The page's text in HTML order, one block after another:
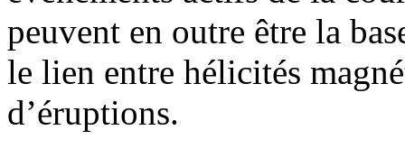
peuvent en outre être la
le lien entre hélicités
d’éruptions.